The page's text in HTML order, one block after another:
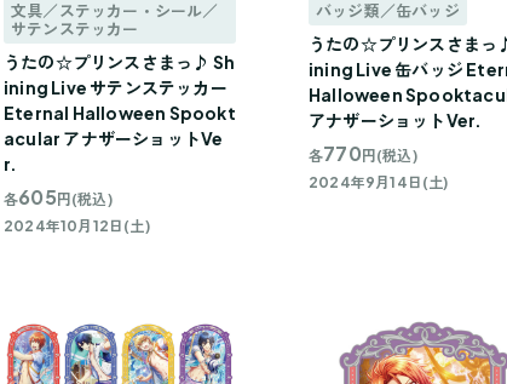
文具／ステッカー・シール／
サテンステッカー
うたの☆プリンスさまっ♪ Sh
ining Live サテンステッカー
Eternal Halloween Spookt
acular アナザーショットVe
r.
各605 円(税込)
2024年10月12日(土)
バッジ類／缶バッジ
うたの☆プリンスさまっ
ining Live 缶バッジ
Halloween
アナザーショットVer.
各770 円(税込)
2024年9月14日(土)